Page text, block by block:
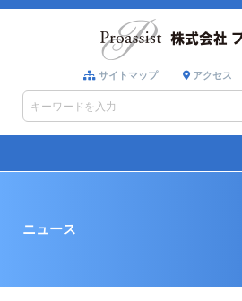
サイトマップ アクセス
ニュース